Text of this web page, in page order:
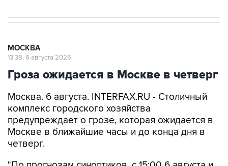
МОСКВА
13:38, 6 августа 2026
Гроза ожидается в Москве в четверг
Москва. 6 августа. INTERFAX.RU - Столичный
комплекс городского хозяйства
предупреждает о грозе, которая ожидается в
Москве в ближайшие часы и до конца дня в
четверг.